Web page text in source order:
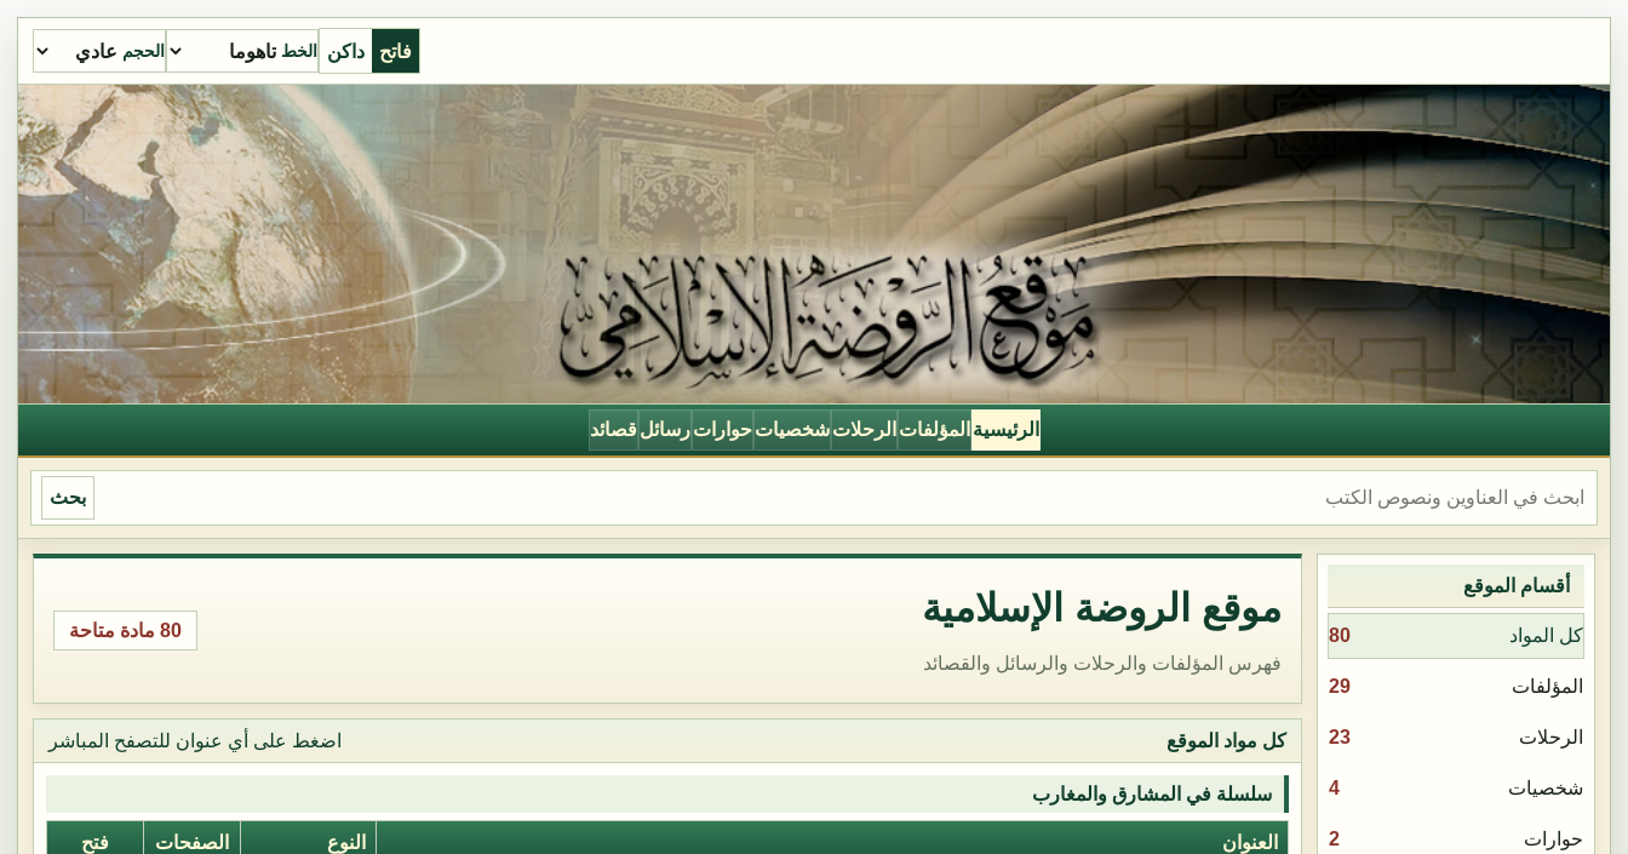
فاتح داكن الخط الحجم
الرئيسية المؤلفات الرحلات شخصيات حوارات رسائل قصائد
بحث
أقسام الموقع
كل المواد 80
المؤلفات 29
الرحلات 23
شخصيات 4
حوارات 2
موقع الروضة الإسلامية
فهرس المؤلفات والرحلات والرسائل والقصائد
80 مادة متاحة
كل مواد الموقع اضغط على أي عنوان للتصفح المباشر
سلسلة في المشارق والمغارب
العنوان النوع الصفحات فتح